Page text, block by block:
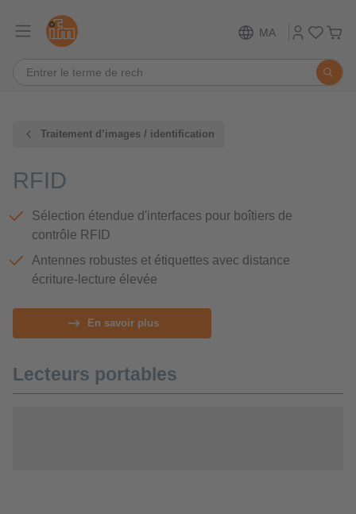
MA
Traitement d’images / identification
RFID
Sélection étendue d'interfaces pour boîtiers de
contrôle RFID
Antennes robustes et étiquettes avec distance
écriture-lecture élevée
En savoir plus
Lecteurs portables